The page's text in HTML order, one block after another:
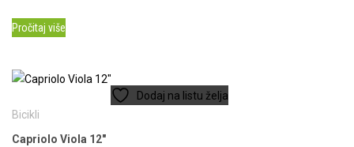
Pročitaj više
Dodaj na listu želja
Bicikli
Capriolo Viola 12″